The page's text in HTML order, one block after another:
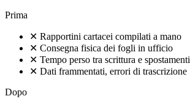
Prima
✕ Rapportini cartacei compilati a mano
✕ Consegna fisica dei fogli in ufficio
✕ Tempo perso tra scrittura e spostamenti
✕ Dati frammentati, errori di trascrizione
Dopo